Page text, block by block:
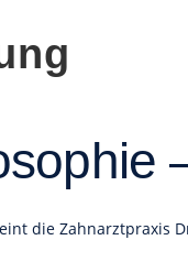
die Zahnarztpraxis